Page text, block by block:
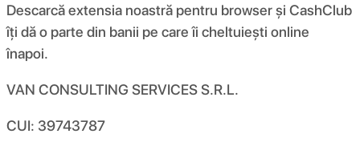
Descarcă extensia noastră pentru browser și CashClub
îți dă o parte din banii pe care îi cheltuiești online
înapoi.
VAN CONSULTING SERVICES S.R.L.
CUI: 39743787